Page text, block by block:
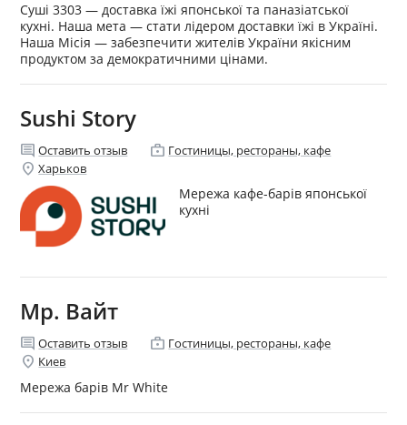
Суші 3303 — доставка їжі японської та паназіатської
кухні. Наша мета — стати лідером доставки їжі в Україні.
Наша Місія — забезпечити жителів України якісним
продуктом за демократичними цінами.
Sushi Story
comment Оставить отзыв enterprise Гостиницы, рестораны, кафе
location_on Харьков
Мережа кафе-барів японської
кухні
Мр. Вайт
comment Оставить отзыв enterprise Гостиницы, рестораны, кафе
location_on Киев
Мережа барів Mr White